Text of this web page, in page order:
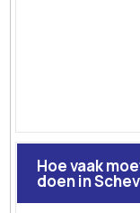
Hoe vaak
doen in